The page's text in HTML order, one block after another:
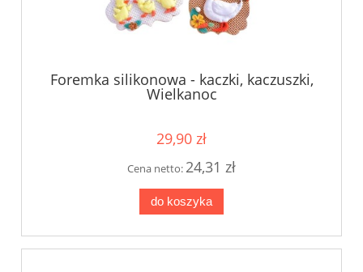
Foremka silikonowa - kaczki, kaczuszki,
Wielkanoc
29,90 zł
Cena netto: 24,31 zł
do koszyka